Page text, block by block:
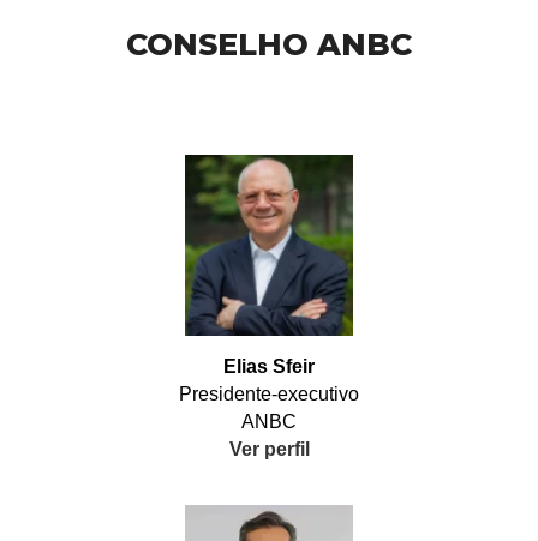
CONSELHO ANBC
Elias Sfeir
Presidente-executivo
ANBC
Ver perfil